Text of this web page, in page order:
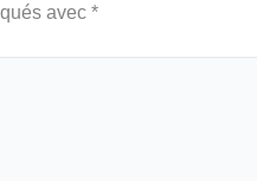
avec *